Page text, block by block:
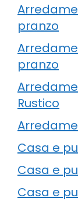
pranzo
pranzo
Rustico
Casa e
Casa e
Casa e